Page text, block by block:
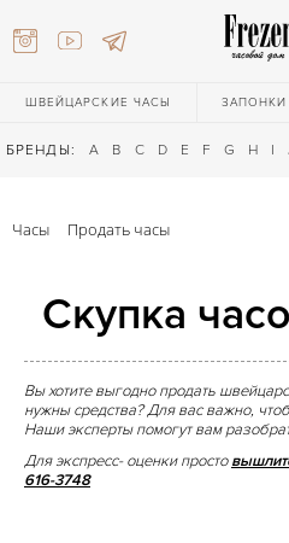
ШВЕЙЦАРСКИЕ ЧАСЫ ЗАПОНКИ
БРЕНДЫ: A B C D E F G H I
3748
3748
Часы Продать часы
Скупка
Вы хотите выгодно продать
нужны средства? Для вас важно,
Наши эксперты помогут вам
Для экспресс- оценки просто
616-3748